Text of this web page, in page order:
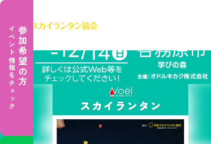
参加希望の方
イベント情報をチェック
TOP